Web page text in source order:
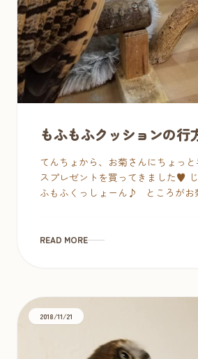
もふもふクッションの行
てんちょから、お菊さんにちょっ
スプレゼントを買ってきました♥
ふもふくっしょーん♪ ところがお
READ MORE
2018/11/21